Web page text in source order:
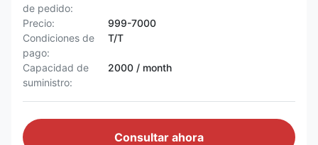
de pedido:
Precio:
999-7000
Condiciones de
pago:
T/T
Capacidad de
suministro:
2000 / month
Consultar ahora